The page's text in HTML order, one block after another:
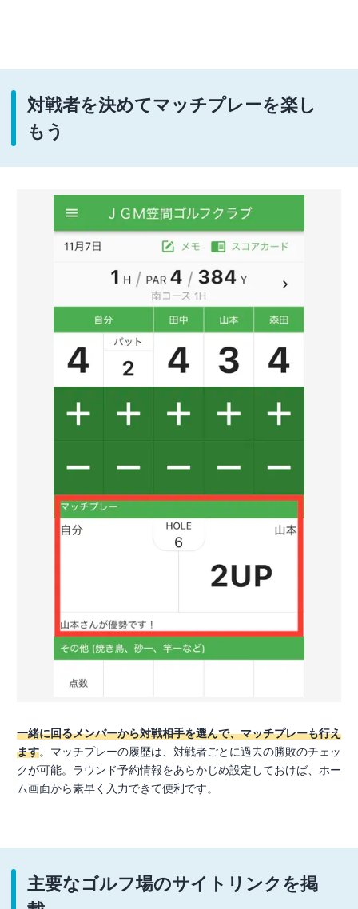
対戦者を決めてマッチプレーを楽し
もう
一緒に回るメンバーから対戦相手を選んで、マッチプレーも行え
ます。マッチプレーの履歴は、対戦者ごとに過去の勝敗のチェッ
クが可能。ラウンド予約情報をあらかじめ設定しておけば、ホー
ム画面から素早く入力できて便利です。
主要なゴルフ場のサイトリンクを掲